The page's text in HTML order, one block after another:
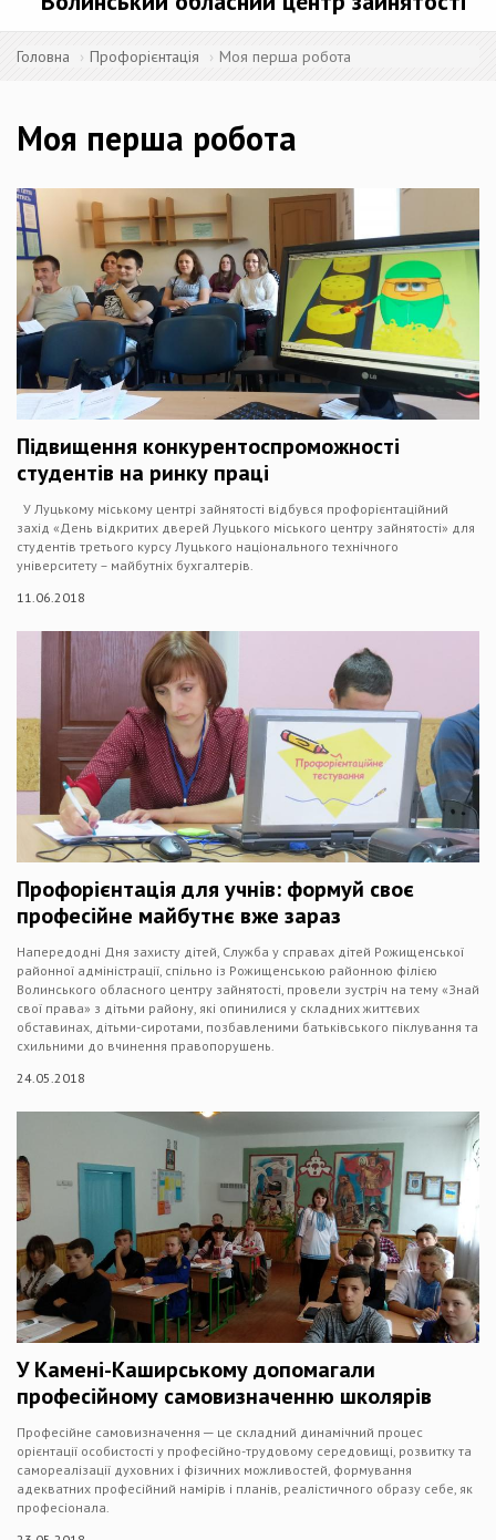
Головна Профорієнтація Моя перша робота
Моя перша робота
Підвищення конкурентоспроможності
студентів на ринку праці
У Луцькому міському центрі зайнятості відбувся профорієнтаційний
захід «День відкритих дверей Луцького міського центру зайнятості» для
студентів третього курсу Луцького національного технічного
університету – майбутніх бухгалтерів.
11.06.2018
Профорієнтація для учнів: формуй своє
професійне майбутнє вже зараз
Напередодні Дня захисту дітей, Служба у справах дітей Рожищенської
районної адміністрації, спільно із Рожищенською районною філією
Волинського обласного центру зайнятості, провели зустріч на тему «Знай
свої права» з дітьми району, які опинилися у складних життєвих
обставинах, дітьми-сиротами, позбавленими батьківського піклування та
схильними до вчинення правопорушень.
24.05.2018
У Камені-Каширському допомагали
професійному самовизначенню школярів
Професійне самовизначення ─ це складний динамічний процес
орієнтації особистості у професійно-трудовому середовищі, розвитку та
самореалізації духовних і фізичних можливостей, формування
адекватних професійний намірів і планів, реалістичного образу себе, як
професіонала.